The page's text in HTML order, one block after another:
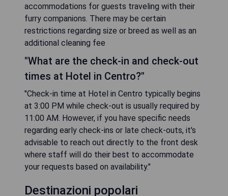
accommodations for guests traveling with their
furry companions. There may be certain
restrictions regarding size or breed as well as an
additional cleaning fee
"What are the check-in and check-out
times at Hotel in Centro?"
"Check-in time at Hotel in Centro typically begins
at 3:00 PM while check-out is usually required by
11:00 AM. However, if you have specific needs
regarding early check-ins or late check-outs, it's
advisable to reach out directly to the front desk
where staff will do their best to accommodate
your requests based on availability."
Destinazioni popolari